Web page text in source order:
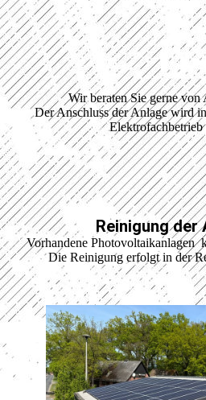
Wir beraten Sie gerne von
Der Anschluss der Anlage wird
Elektrofachbetrieb
Reinigung der
Vorhandene Photovoltaikanlagen
Die Reinigung erfolgt in der